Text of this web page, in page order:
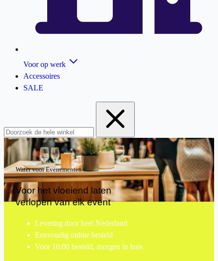
Voor op werk
Accessoires
SALE
Water voor Evenementen
Voor het vloeiend laten
verlopen van elk event
Levering door heel Nederland
Eenvoudig online besteld
Voor 16:00 besteld, morgen in huis